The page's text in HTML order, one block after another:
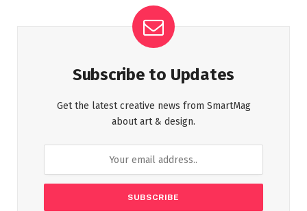
Subscribe to Updates
Get the latest creative news from SmartMag
about art & design.